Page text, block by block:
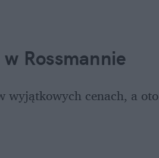
Rossmannie
wyjątkowych cenach, a oto